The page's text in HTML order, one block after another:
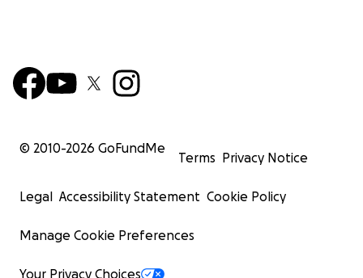
© 2010-2026 GoFundMe
Terms Privacy Notice
Legal Accessibility Statement Cookie Policy
Manage Cookie Preferences
Your Privacy Choices